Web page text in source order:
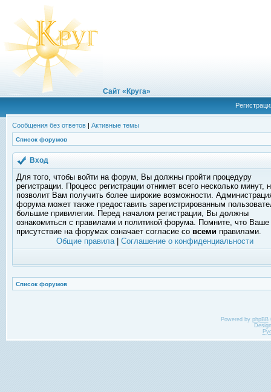
Сайт «Круга»
Сообщения без ответов | Активные темы
Список форумов
Вход
Для того, чтобы войти на форум, Вы должны пройти процедуру
регистрации. Процесс регистрации отнимет всего несколько минут,
позволит Вам получить более широкие возможности.
форума может также предоставить зарегистрированным
большие привилегии. Перед началом регистрации, Вы должны
ознакомиться с правилами и политикой форума. Помните, что Ваше
присутствие на форумах означает согласие со всеми правилами.
Общие правила| Соглашение о конфиденциальности
Список форумов
Powered by phpBB